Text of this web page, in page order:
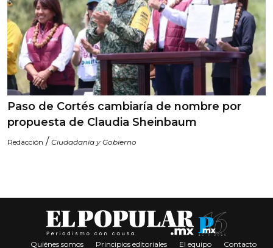
Paso de Cortés cambiaría de nombre por
propuesta de Claudia Sheinbaum
Redacción / Ciudadanía y Gobierno
Quiénes somos Principios editoriales El equipo Contacto